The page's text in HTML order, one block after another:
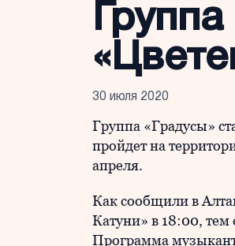
30 июля 2020
Группа «Градусы»
пройдет на
апреля.
Как сообщили в
Катуни» в 18:00,
Программа